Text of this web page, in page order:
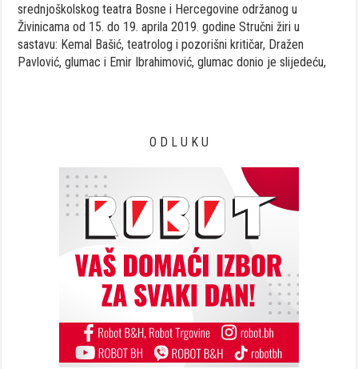
srednjoškolskog teatra Bosne i Hercegovine održanog u
Živinicama od 15. do 19. aprila 2019. godine Stručni žiri u
sastavu: Kemal Bašić, teatrolog i pozorišni kritičar, Dražen
Pavlović, glumac i Emir Ibrahimović, glumac donio je slijedeću,
O D L U K U